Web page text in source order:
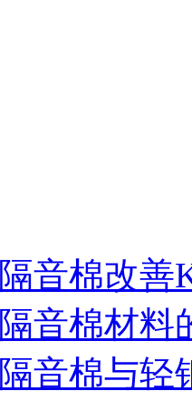
隔音棉改善
隔音棉材料
隔音棉与轻